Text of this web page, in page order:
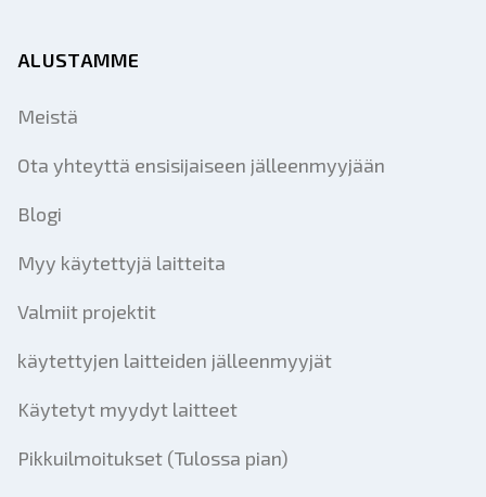
ALUSTAMME
Meistä
Ota yhteyttä ensisijaiseen jälleenmyyjään
Blogi
Myy käytettyjä laitteita
Valmiit projektit
käytettyjen laitteiden jälleenmyyjät
Käytetyt myydyt laitteet
Pikkuilmoitukset (Tulossa pian)